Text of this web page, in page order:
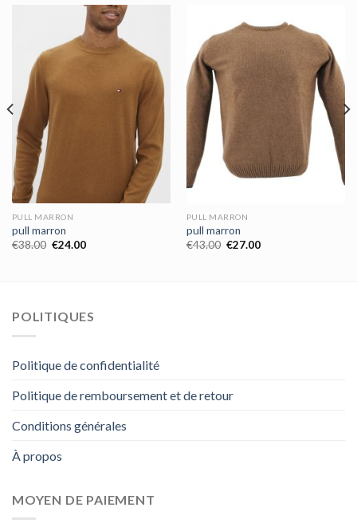
PULL MARRON
pull marron
€38.00 €24.00
PULL MARRON
pull marron
€43.00 €27.00
POLITIQUES
Politique de confidentialité
Politique de remboursement et de retour
Conditions générales
À propos
MOYEN DE PAIEMENT